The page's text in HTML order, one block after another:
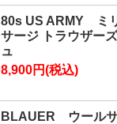
80s US ARMY ミ
サージ トラウザー
ュ
8,900円(税込)
BLAUER ウール